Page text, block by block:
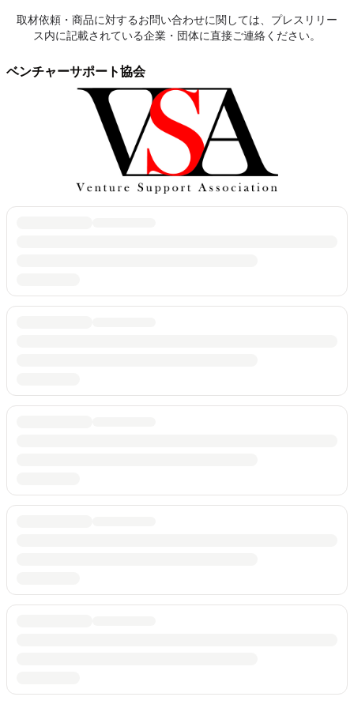
取材依頼・商品に対するお問い合わせに関しては、プレスリリー
ス内に記載されている企業・団体に直接ご連絡ください。
ベンチャーサポート協会